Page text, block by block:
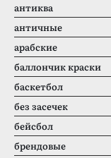
антиква
античные
арабские
баллончик краски
баскетбол
без засечек
бейсбол
брендовые